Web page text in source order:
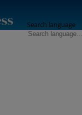
Search language